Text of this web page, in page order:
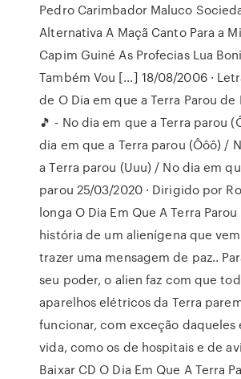
Pedro Carimbador Maluco
Alternativa A Maçã Canto Para a
Capim Guiné As Profecias Lua
Também Vou […] 18/08/2006 ·
de O Dia em que a Terra Parou de
🎵 - No dia em que a Terra parou
dia em que a Terra parou (Ôôô) /
a Terra parou (Uuu) / No dia em
parou 25/03/2020 · Dirigido por
longa O Dia Em Que A Terra
história de um alienígena que
trazer uma mensagem de paz..
seu poder, o alien faz com que
aparelhos elétricos da Terra
funcionar, com exceção daqueles
vida, como os de hospitais e de
Baixar CD O Dia Em Que A Terra